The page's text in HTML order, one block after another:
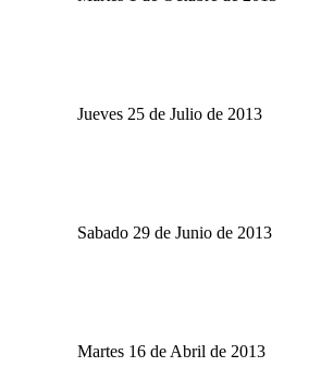
Jueves 25 de Julio de 2013
Sabado 29 de Junio de 2013
Martes 16 de Abril de 2013